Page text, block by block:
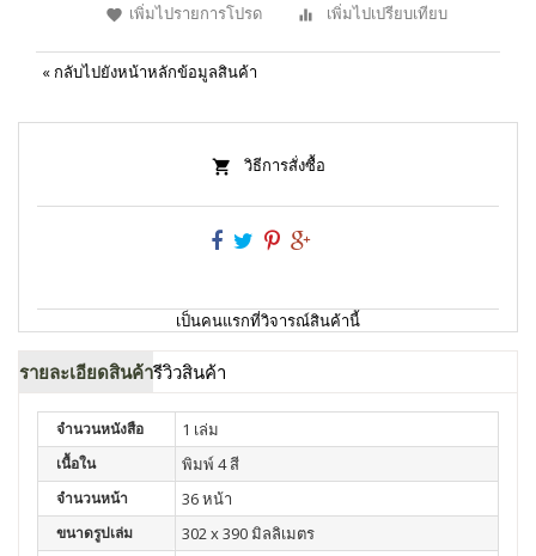
เพิ่มไปรายการโปรด เพิ่มไปเปรียบเทียบ
« กลับไปยังหน้าหลักข้อมูลสินค้า
วิธีการสั่งซื้อ
เป็นคนแรกที่วิจารณ์สินค้านี้
รายละเอียดสินค้ารีวิวสินค้า
จำนวนหนังสือ 1 เล่ม
เนื้อใน พิมพ์ 4 สี
จำนวนหน้า 36 หน้า
ขนาดรูปเล่ม 302 x 390 มิลลิเมตร